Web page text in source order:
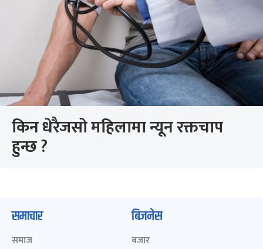
किन धेरैजसो महिलामा न्यून रक्तचाप
हुन्छ ?
समाचार
समाज
बिजनेस
बजार